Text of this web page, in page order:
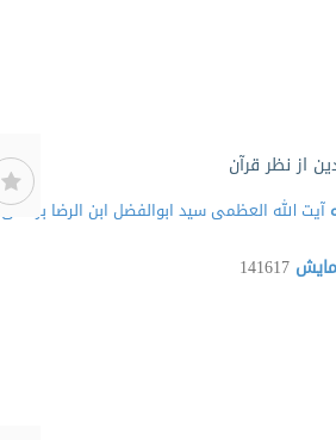
از نظر قرآن
آیت الله العظمی سید ابوالفضل ابن الرضا برقعی
141617